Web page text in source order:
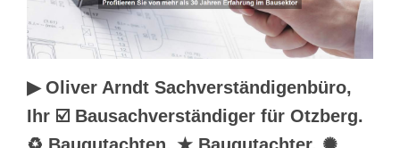
▶︎ Oliver Arndt Sachverständigenbüro,
Ihr ☑️ Bausachverständiger für Otzberg.
♻ Baugutachten, ★ Baugutachter, ✺